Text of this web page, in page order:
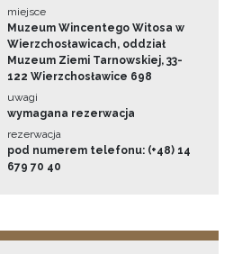
miejsce
Muzeum Wincentego Witosa w
Wierzchosławicach, oddział
Muzeum Ziemi Tarnowskiej, 33-
122 Wierzchosławice 698
uwagi
wymagana rezerwacja
rezerwacja
pod numerem telefonu: (+48) 14
679 70 40